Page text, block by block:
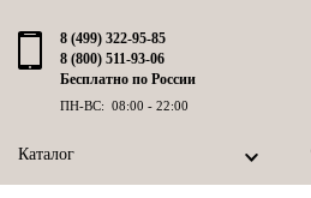
8 (499) 322-95-85
8 (800) 511-93-06
Бесплатно по России
ПН-ВС: 08:00 - 22:00
Каталог